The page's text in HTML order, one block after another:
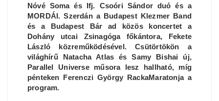
Nóvé Soma és Ifj. Csoóri Sándor duó és a
MORDÁI. Szerdán a Budapest Klezmer Band
és a Budapest Bár ad közös koncertet a
Dohány utcai Zsinagóga főkántora, Fekete
László közreműködésével. Csütörtökön a
világhírű Natacha Atlas és Samy Bishai új,
Parallel Universe műsora lesz hallható, míg
pénteken Ferenczi György RackaMaratonja a
program.